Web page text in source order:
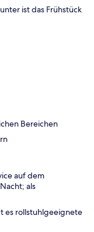
ist das Frühstück
Bereichen
auf dem
als
es rollstuhlgeeignete